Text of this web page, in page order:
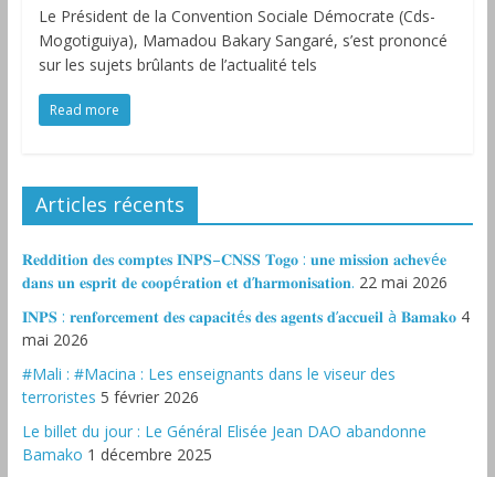
Le Président de la Convention Sociale Démocrate (Cds-
Mogotiguiya), Mamadou Bakary Sangaré, s’est prononcé
sur les sujets brûlants de l’actualité tels
Read more
Articles récents
𝐑𝐞𝐝𝐝𝐢𝐭𝐢𝐨𝐧 𝐝𝐞𝐬 𝐜𝐨𝐦𝐩𝐭𝐞𝐬 𝐈𝐍𝐏𝐒–𝐂𝐍𝐒𝐒 𝐓𝐨𝐠𝐨 : 𝐮𝐧𝐞 𝐦𝐢𝐬𝐬𝐢𝐨𝐧 𝐚𝐜𝐡𝐞𝐯é𝐞
𝐝𝐚𝐧𝐬 𝐮𝐧 𝐞𝐬𝐩𝐫𝐢𝐭 𝐝𝐞 𝐜𝐨𝐨𝐩é𝐫𝐚𝐭𝐢𝐨𝐧 𝐞𝐭 𝐝’𝐡𝐚𝐫𝐦𝐨𝐧𝐢𝐬𝐚𝐭𝐢𝐨𝐧. 22 mai 2026
𝐈𝐍𝐏𝐒 : 𝐫𝐞𝐧𝐟𝐨𝐫𝐜𝐞𝐦𝐞𝐧𝐭 𝐝𝐞𝐬 𝐜𝐚𝐩𝐚𝐜𝐢𝐭é𝐬 𝐝𝐞𝐬 𝐚𝐠𝐞𝐧𝐭𝐬 𝐝’𝐚𝐜𝐜𝐮𝐞𝐢𝐥 à 𝐁𝐚𝐦𝐚𝐤𝐨 4
mai 2026
#Mali : #Macina : Les enseignants dans le viseur des
terroristes 5 février 2026
‎Le billet du jour : Le Général Elisée Jean DAO abandonne
Bamako 1 décembre 2025